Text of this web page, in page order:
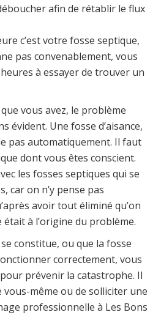
afin de rétablir le flux
c’est votre fosse septique,
pas convenablement, vous
à essayer de trouver un
vous avez, le problème
évident. Une fosse d’aisance,
pas automatiquement. Il faut
dont vous êtes conscient.
les fosses septiques qui se
car on n’y pense pas
avoir tout éliminé qu’on
était à l’origine du problème.
constitue, ou que la fosse
correctement, vous
prévenir la catastrophe. Il
même ou de solliciter une
professionnelle à Les Bons